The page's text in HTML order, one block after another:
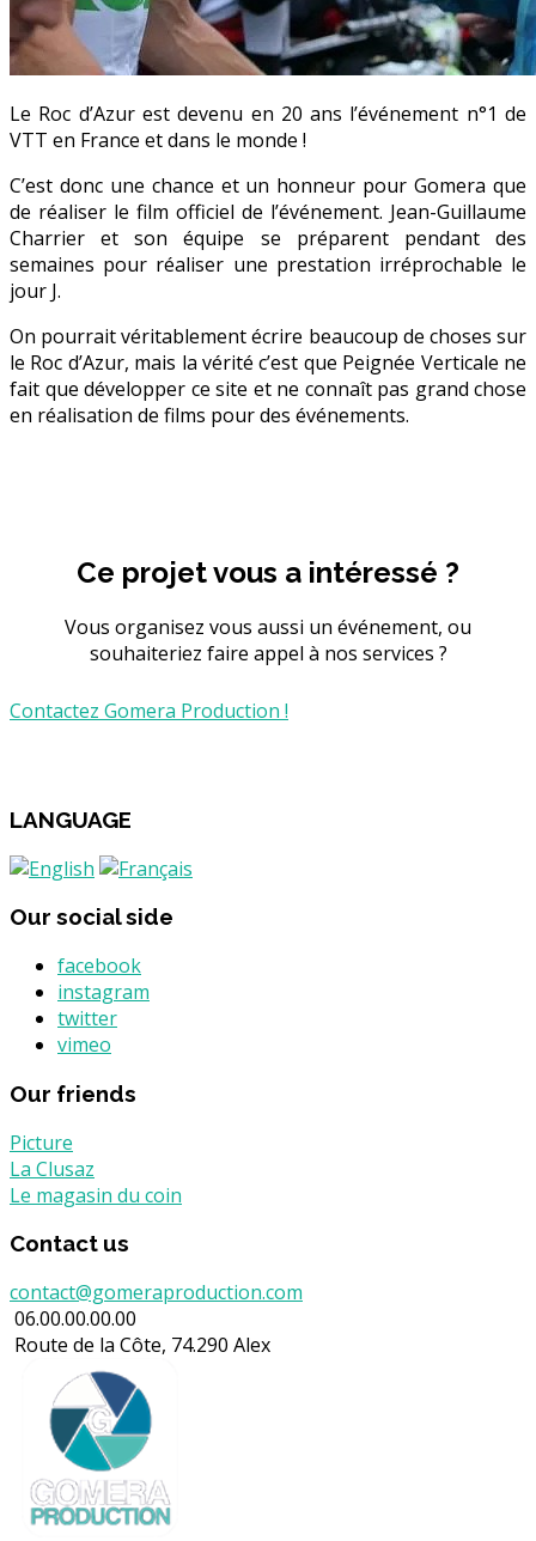
Le Roc d’Azur est devenu en 20 ans l’événement n°1 de
VTT en France et dans le monde !
C’est donc une chance et un honneur pour Gomera que
de réaliser le film officiel de l’événement. Jean-Guillaume
Charrier et son équipe se préparent pendant des
semaines pour réaliser une prestation irréprochable le
jour J.
On pourrait véritablement écrire beaucoup de choses sur
le Roc d’Azur, mais la vérité c’est que Peignée Verticale ne
fait que développer ce site et ne connaît pas grand chose
en réalisation de films pour des événements.
Ce projet vous a intéressé ?
Vous organisez vous aussi un événement, ou
souhaiteriez faire appel à nos services ?
Contactez Gomera Production !
LANGUAGE
Our social side
facebook
instagram
twitter
vimeo
Our friends
Picture
La Clusaz
Le magasin du coin
Contact us
contact@gomeraproduction.com
06.00.00.00.00
Route de la Côte, 74.290 Alex